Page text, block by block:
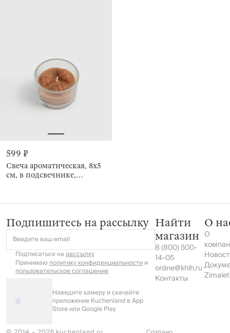
599 ₽
Свеча ароматическая, 8x5
см, в подсвечнике,
Подпишитесь на рассылку
Введите ваш email
Подписаться на рассылку
Принимаюполитику конфиденциальностии
пользовательское соглашение
Наведите камеру и скачайте
приложение Kuchenland в App
Store или Google Play
Найти
магазин
8 (800) 500-
14-05
online@khlh.ru
Контакты
О
О